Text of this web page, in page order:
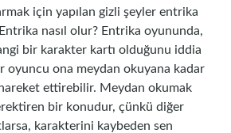
için yapılan gizli şeyler entrika
nasıl olur? Entrika oyununda,
bir karakter kartı olduğunu iddia
oyuncu ona meydan okuyana kadar
hareket ettirebilir. Meydan okumak
bir konudur, çünkü diğer
karakterini kaybeden sen